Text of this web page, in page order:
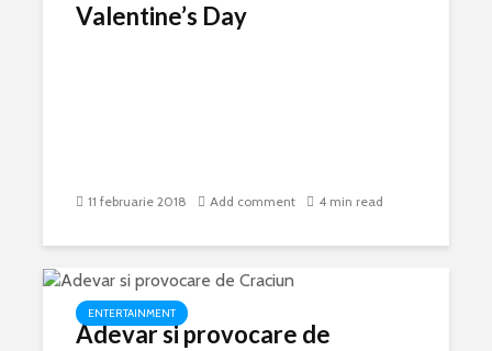
Valentine’s Day
11 februarie 2018 Add comment 4 min read
ENTERTAINMENT
Adevar si provocare de